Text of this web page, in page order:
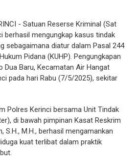
- Satuan Reserse Kriminal (Sat
berhasil mengungkap kasus tindak
sebagaimana diatur dalam Pasal 244
Pidana (KUHP). Pengungkapan
Dua Baru, Kecamatan Air Hangat
pada hari Rabu (7/5/2025), sekitar
Polres Kerinci bersama Unit Tindak
di bawah pimpinan Kasat Reskrim
S.H., M.H., berhasil mengamankan
kuat terlibat dalam praktik